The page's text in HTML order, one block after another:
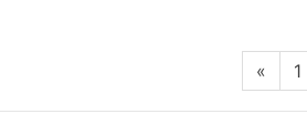
« 1